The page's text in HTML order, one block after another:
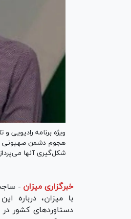
ویژه برنامه رادیویی
هجوم دشمن صهیونی و
شکل‌گیری آنها
خبرگزاری میزان -
با میزان، درباره
دستاورد‌های کشور